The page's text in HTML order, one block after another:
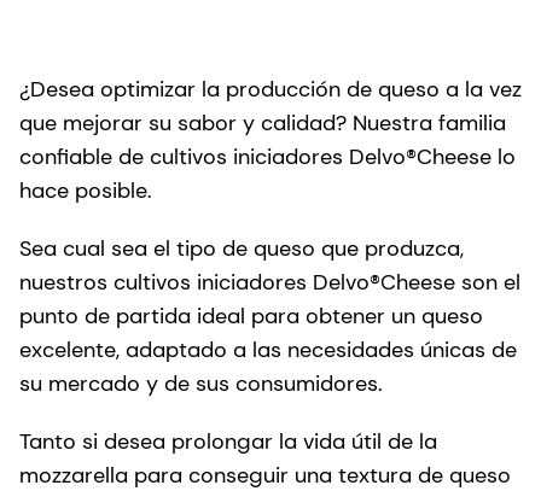
¿Desea optimizar la producción de queso a la vez
que mejorar su sabor y calidad? Nuestra familia
confiable de cultivos iniciadores Delvo®Cheese lo
hace posible.
Sea cual sea el tipo de queso que produzca,
nuestros cultivos iniciadores Delvo®Cheese son el
punto de partida ideal para obtener un queso
excelente, adaptado a las necesidades únicas de
su mercado y de sus consumidores.
Tanto si desea prolongar la vida útil de la
mozzarella para conseguir una textura de queso